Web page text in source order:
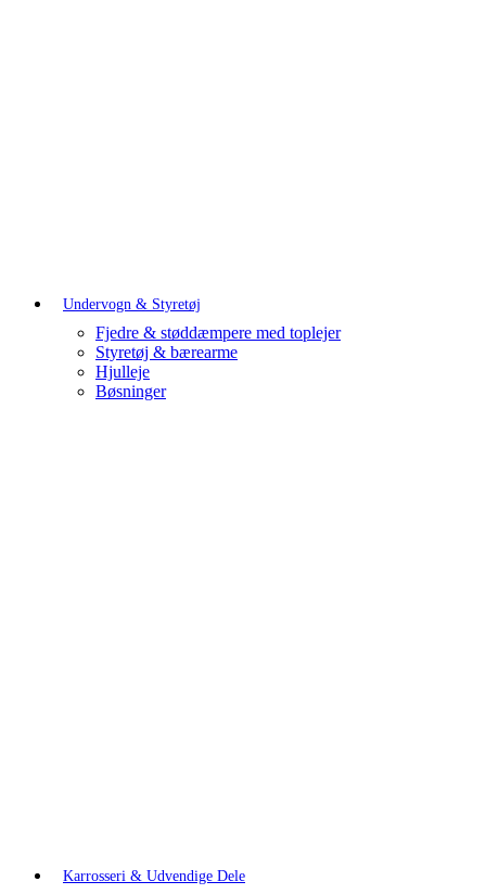
Undervogn & Styretøj
Fjedre & støddæmpere med toplejer
Styretøj & bærearme
Hjulleje
Bøsninger
Karrosseri & Udvendige Dele